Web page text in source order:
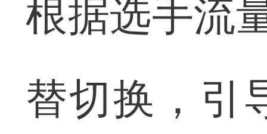
根据选手流
替切换，引